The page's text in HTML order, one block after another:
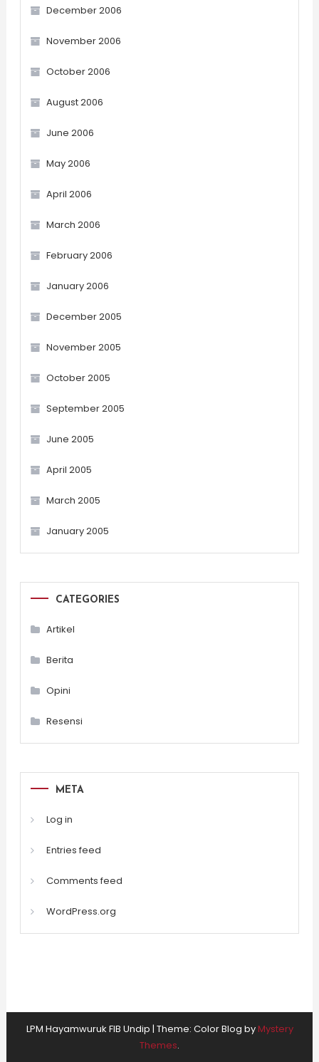
December 2006
November 2006
October 2006
August 2006
June 2006
May 2006
April 2006
March 2006
February 2006
January 2006
December 2005
November 2005
October 2005
September 2005
June 2005
April 2005
March 2005
January 2005
CATEGORIES
Artikel
Berita
Opini
Resensi
META
Log in
Entries feed
Comments feed
WordPress.org
LPM Hayamwuruk FIB Undip | Theme: Color Blog byMystery
Themes.